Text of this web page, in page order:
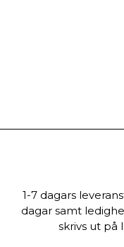
1-7 dagars
dagar samt
skrivs ut på